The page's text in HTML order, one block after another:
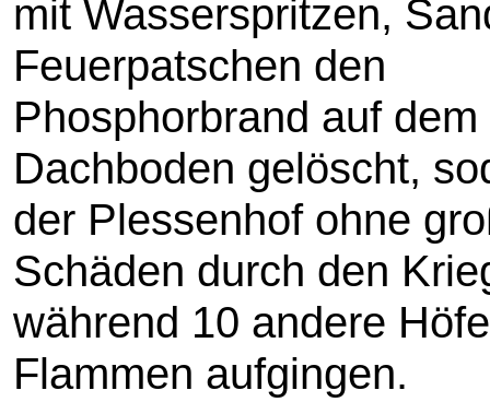
mit Wasserspritzen,
Feuerpatschen den
Phosphorbrand auf dem
Dachboden gelöscht,
der Plessenhof ohne
Schäden durch den
während 10 andere
Flammen aufgingen.